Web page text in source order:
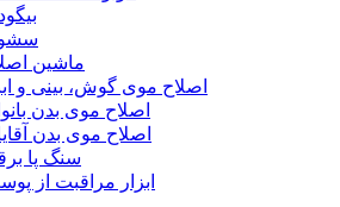
ماشین
اصلاح موی گوش، بینی و
اصلاح موی بدن
اصلاح موی بدن
سنگ پا
ابزار مراقبت از